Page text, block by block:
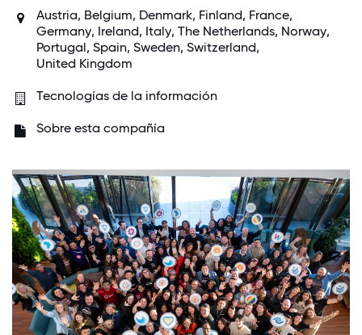
Austria, Belgium, Denmark, Finland, France,
Germany, Ireland, Italy, The Netherlands, Norway,
Portugal, Spain, Sweden, Switzerland,
United Kingdom
Tecnologías de la información
Sobre esta compañía